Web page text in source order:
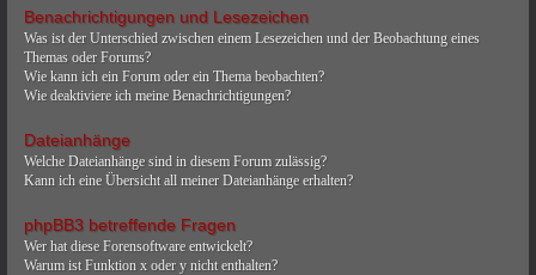
Benachrichtigungen und Lesezeichen
Was ist der Unterschied zwischen einem Lesezeichen und der Beobachtung eines
Themas oder Forums?
Wie kann ich ein Forum oder ein Thema beobachten?
Wie deaktiviere ich meine Benachrichtigungen?
Dateianhänge
Welche Dateianhänge sind in diesem Forum zulässig?
Kann ich eine Übersicht all meiner Dateianhänge erhalten?
phpBB3 betreffende Fragen
Wer hat diese Forensoftware entwickelt?
Warum ist Funktion x oder y nicht enthalten?